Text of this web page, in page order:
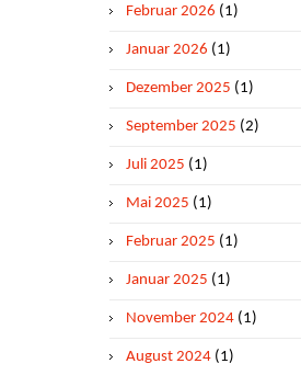
Februar 2026 (1)
Januar 2026 (1)
Dezember 2025 (1)
September 2025 (2)
Juli 2025 (1)
Mai 2025 (1)
Februar 2025 (1)
Januar 2025 (1)
November 2024 (1)
August 2024 (1)